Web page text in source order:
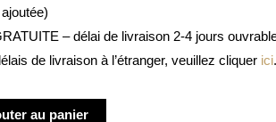
– délai de livraison 2-4 jours
de livraison à l’étranger, veuillez cliquer ici.
au panier